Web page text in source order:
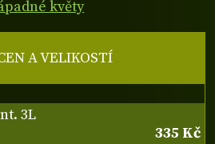
květy
A VELIKOSTÍ
3L
335 Kč